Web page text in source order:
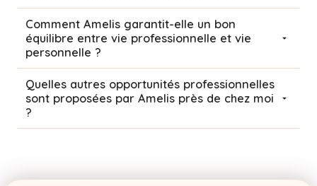
Comment Amelis garantit-elle un bon
équilibre entre vie professionnelle et vie
personnelle ?
Quelles autres opportunités professionnelles
sont proposées par Amelis près de chez moi
?